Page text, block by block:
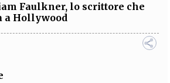
Faulkner, lo scrittore che
a Hollywood